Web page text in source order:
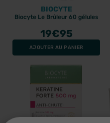
BIOCYTE
Biocyte Le Brûleur 60 gélules
19€95
AJOUTER AU PANIER